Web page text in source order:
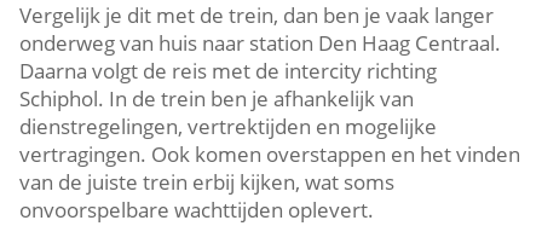
Vergelijk je dit met de trein, dan ben je vaak langer
onderweg van huis naar station Den Haag Centraal.
Daarna volgt de reis met de intercity richting
Schiphol. In de trein ben je afhankelijk van
dienstregelingen, vertrektijden en mogelijke
vertragingen. Ook komen overstappen en het vinden
van de juiste trein erbij kijken, wat soms
onvoorspelbare wachttijden oplevert.